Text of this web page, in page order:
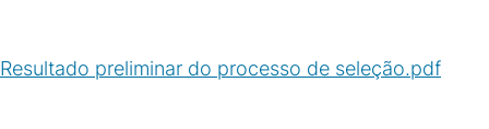
Resultado preliminar do processo de seleção.pdf